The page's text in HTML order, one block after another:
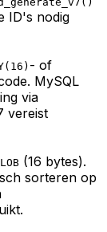
ID's nodig
- of
MySQL
via
vereist
(16 bytes).
sorteren op